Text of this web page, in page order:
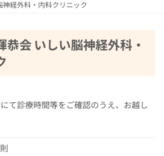
神経外科・内科クリニック
恭会 いしい脳神経外科・
て診療時間等をご確認のうえ、お越し